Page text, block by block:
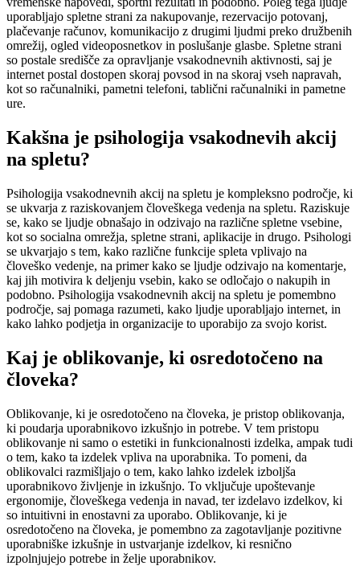
uporabljajo spletne strani za nakupovanje, rezervacijo potovanj,
plačevanje računov, komunikacijo z drugimi ljudmi preko družbenih
omrežij, ogled videoposnetkov in poslušanje glasbe. Spletne strani
so postale središče za opravljanje vsakodnevnih aktivnosti, saj je
internet postal dostopen skoraj povsod in na skoraj vseh napravah,
kot so računalniki, pametni telefoni, tablični računalniki in pametne
ure.
Kakšna je psihologija vsakodnevih akcij
na spletu?
Psihologija vsakodnevnih akcij na spletu je kompleksno področje, ki
se ukvarja z raziskovanjem človeškega vedenja na spletu. Raziskuje
se, kako se ljudje obnašajo in odzivajo na različne spletne vsebine,
kot so socialna omrežja, spletne strani, aplikacije in drugo. Psihologi
se ukvarjajo s tem, kako različne funkcije spleta vplivajo na
človeško vedenje, na primer kako se ljudje odzivajo na komentarje,
kaj jih motivira k deljenju vsebin, kako se odločajo o nakupih in
podobno. Psihologija vsakodnevnih akcij na spletu je pomembno
področje, saj pomaga razumeti, kako ljudje uporabljajo internet, in
kako lahko podjetja in organizacije to uporabijo za svojo korist.
Kaj je oblikovanje, ki osredotočeno na
človeka?
Oblikovanje, ki je osredotočeno na človeka, je pristop oblikovanja,
ki poudarja uporabnikovo izkušnjo in potrebe. V tem pristopu
oblikovanje ni samo o estetiki in funkcionalnosti izdelka, ampak tudi
o tem, kako ta izdelek vpliva na uporabnika. To pomeni, da
oblikovalci razmišljajo o tem, kako lahko izdelek izboljša
uporabnikovo življenje in izkušnjo. To vključuje upoštevanje
ergonomije, človeškega vedenja in navad, ter izdelavo izdelkov, ki
so intuitivni in enostavni za uporabo. Oblikovanje, ki je
osredotočeno na človeka, je pomembno za zagotavljanje pozitivne
uporabniške izkušnje in ustvarjanje izdelkov, ki resnično
izpolnjujejo potrebe in želje uporabnikov.